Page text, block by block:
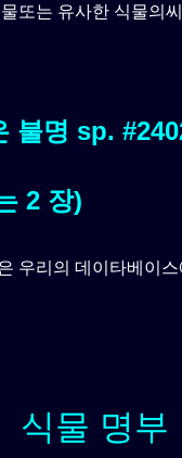
또는 유사한 식물의
불명 sp.
2 장)
우리의 데이타베이
식물 명부